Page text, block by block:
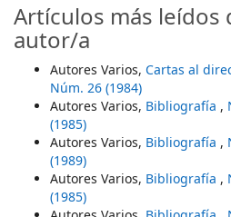
Artículos más leídos
autor/a
Autores Varios, Cartas al
Núm. 26 (1984)
Autores Varios, Bibliografía ,
(1985)
Autores Varios, Bibliografía ,
(1989)
Autores Varios, Bibliografía ,
(1985)